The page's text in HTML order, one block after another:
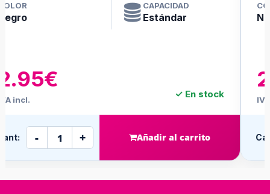
COLOR
Negro
CAPACIDAD
Estándar
2.95€
IVA incl. ✓ En stock
Cant: Añadir al carrito